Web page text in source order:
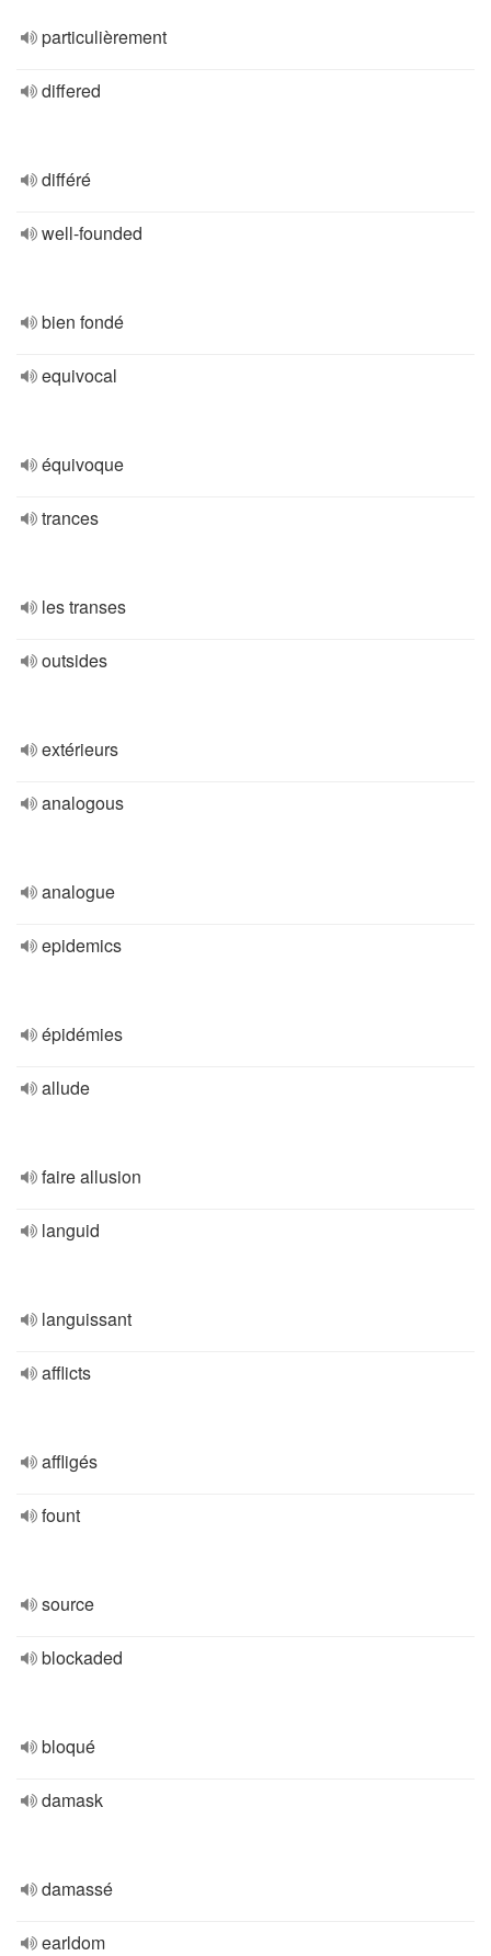
particulièrement
differed
différé
well-founded
bien fondé
equivocal
équivoque
trances
les transes
outsides
extérieurs
analogous
analogue
epidemics
épidémies
allude
faire allusion
languid
languissant
afflicts
affligés
fount
source
blockaded
bloqué
damask
damassé
earldom